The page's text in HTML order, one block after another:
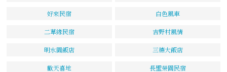
好來民宿 白色風車
二草緣民宿 吉野村風情
明水園飯店 三德大飯店
歡天喜地 長聖榮園民宿